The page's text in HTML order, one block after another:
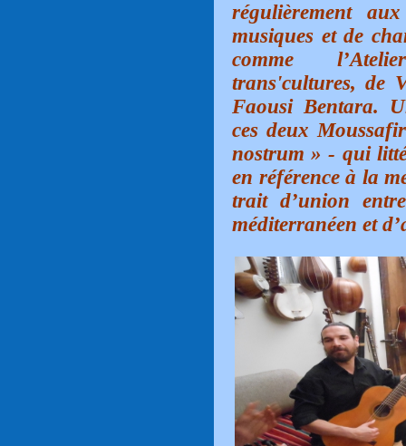
régulièrement
musiques et de
comme
trans'cultures, de
Faousi Bentara.
ces deux
nostrum » - qui
en référence à la
trait d’union
méditerranéen et